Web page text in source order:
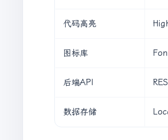
代码高亮
图标库
后端API
数据存储